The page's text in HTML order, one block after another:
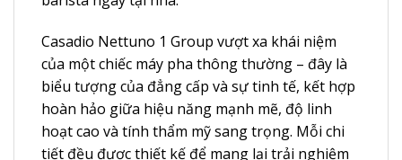
Casadio Nettuno 1 Group vượt xa khái niệm
của một chiếc máy pha thông thường – đây là
biểu tượng của đẳng cấp và sự tinh tế, kết hợp
hoàn hảo giữa hiệu năng mạnh mẽ, độ linh
hoạt cao và tính thẩm mỹ sang trọng. Mỗi chi
tiết đều được thiết kế để mang lại trải nghiệm